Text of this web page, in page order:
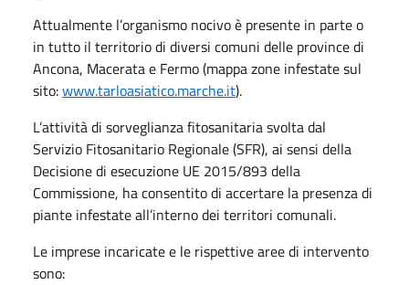
Attualmente l’organismo nocivo è presente in parte o
in tutto il territorio di diversi comuni delle province di
Ancona, Macerata e Fermo (mappa zone infestate sul
sito:www.tarloasiatico.marche.it).
L’attività di sorveglianza fitosanitaria svolta dal
Servizio Fitosanitario Regionale (SFR), ai sensi della
Decisione di esecuzione UE 2015/893 della
Commissione, ha consentito di accertare la presenza di
piante infestate all’interno dei territori comunali.
Le imprese incaricate e le rispettive aree di intervento
sono: